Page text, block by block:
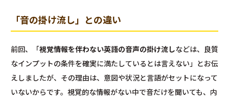
「音の掛け流し」との違い
前回、「視覚情報を伴わない英語の音声の掛け流しなどは、良質
なインプットの条件を確実に満たしているとは言えない」とお伝
えしましたが、その理由は、意図や状況と言語がセットになって
いないからです。視覚的な情報がない中で音だけを聞いても、内